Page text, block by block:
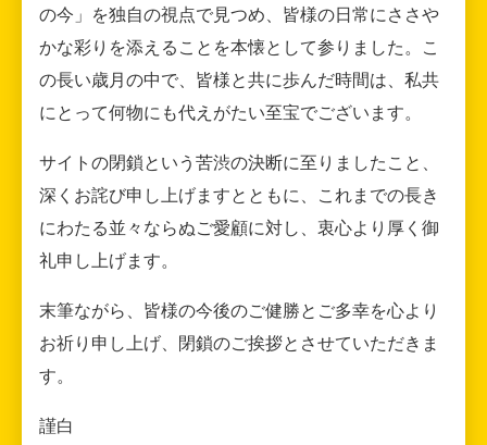
の今」を独自の視点で見つめ、皆様の日常にささや
かな彩りを添えることを本懐として参りました。こ
の長い歳月の中で、皆様と共に歩んだ時間は、私共
にとって何物にも代えがたい至宝でございます。
サイトの閉鎖という苦渋の決断に至りましたこと、
深くお詫び申し上げますとともに、これまでの長き
にわたる並々ならぬご愛顧に対し、衷心より厚く御
礼申し上げます。
末筆ながら、皆様の今後のご健勝とご多幸を心より
お祈り申し上げ、閉鎖のご挨拶とさせていただきま
す。
謹白